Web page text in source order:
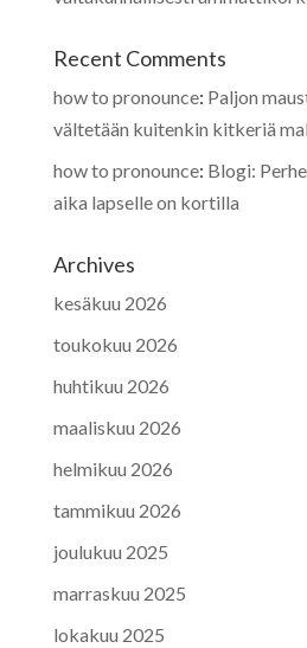
Recent Comments
how to pronounce: Paljon
vältetään kuitenkin kitkeriä
how to pronounce: Blogi:
aika lapselle on kortilla
Archives
kesäkuu 2026
toukokuu 2026
huhtikuu 2026
maaliskuu 2026
helmikuu 2026
tammikuu 2026
joulukuu 2025
marraskuu 2025
lokakuu 2025